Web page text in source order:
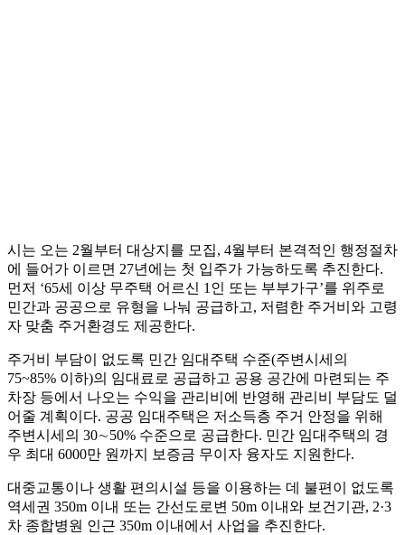
시는 오는 2월부터 대상지를 모집, 4월부터 본격적인 행정절차
에 들어가 이르면 27년에는 첫 입주가 가능하도록 추진한다.
먼저 ‘65세 이상 무주택 어르신 1인 또는 부부가구’를 위주로
민간과 공공으로 유형을 나눠 공급하고, 저렴한 주거비와 고령
자 맞춤 주거환경도 제공한다.
주거비 부담이 없도록 민간 임대주택 수준(주변시세의
75~85% 이하)의 임대료로 공급하고 공용 공간에 마련되는 주
차장 등에서 나오는 수익을 관리비에 반영해 관리비 부담도 덜
어줄 계획이다. 공공 임대주택은 저소득층 주거 안정을 위해
주변시세의 30∼50% 수준으로 공급한다. 민간 임대주택의 경
우 최대 6000만 원까지 보증금 무이자 융자도 지원한다.
대중교통이나 생활 편의시설 등을 이용하는 데 불편이 없도록
역세권 350m 이내 또는 간선도로변 50m 이내와 보건기관, 2·3
차 종합병원 인근 350m 이내에서 사업을 추진한다.